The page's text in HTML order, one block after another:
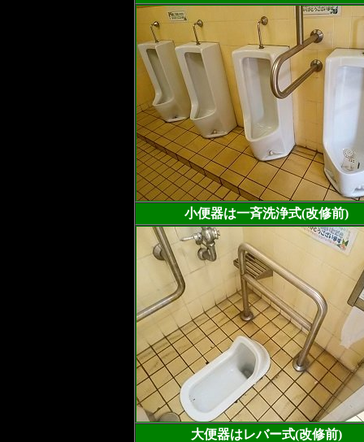
小便器は一斉洗浄式(改修前)
大便器はレバー式(改修前)